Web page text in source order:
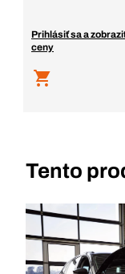
Prihlásiť sa a
ceny
Tento